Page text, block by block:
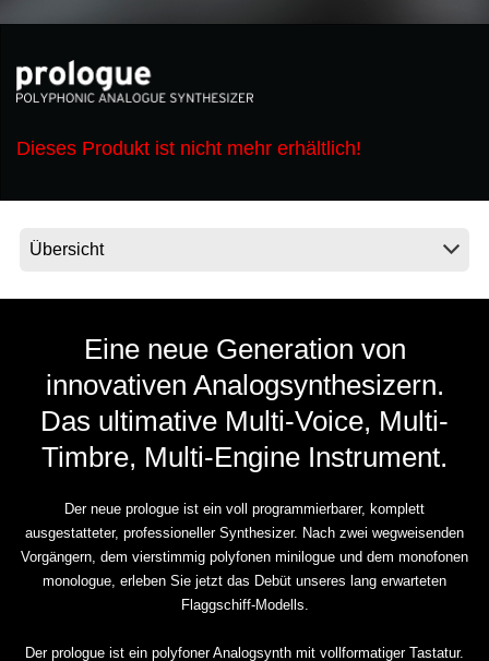
Über KORG
Dieses Produkt ist nicht mehr erhältlich!
Eine neue Generation von
innovativen Analogsynthesizern.
Das ultimative Multi-Voice, Multi-
Timbre, Multi-Engine Instrument.
Der neue prologue ist ein voll programmierbarer, komplett
ausgestatteter, professioneller Synthesizer. Nach zwei wegweisenden
Vorgängern, dem vierstimmig polyfonen minilogue und dem monofonen
monologue, erleben Sie jetzt das Debüt unseres lang erwarteten
Flaggschiff-Modells.
Der prologue ist ein polyfoner Analogsynth mit vollformatiger Tastatur.